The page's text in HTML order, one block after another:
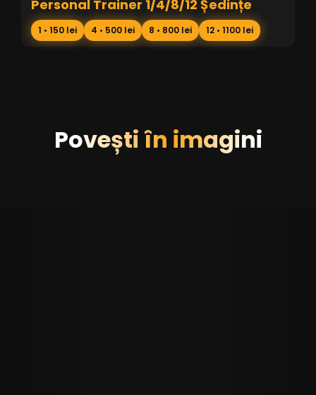
Personal Trainer 1/4/8/12 Ședințe
1 • 150 lei 4 • 500 lei 8 • 800 lei 12 • 1100 lei
Povești în imagini